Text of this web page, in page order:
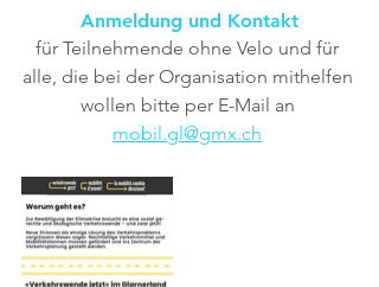
Anmeldung und Kontakt
für Teilnehmende ohne Velo und für
alle, die bei der Organisation mithelfen
wollen bitte per E-Mail an
mobil.gl@gmx.ch